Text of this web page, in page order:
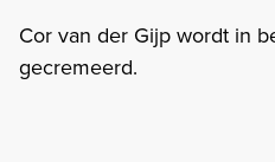
Cor van der Gijp wordt in
gecremeerd.